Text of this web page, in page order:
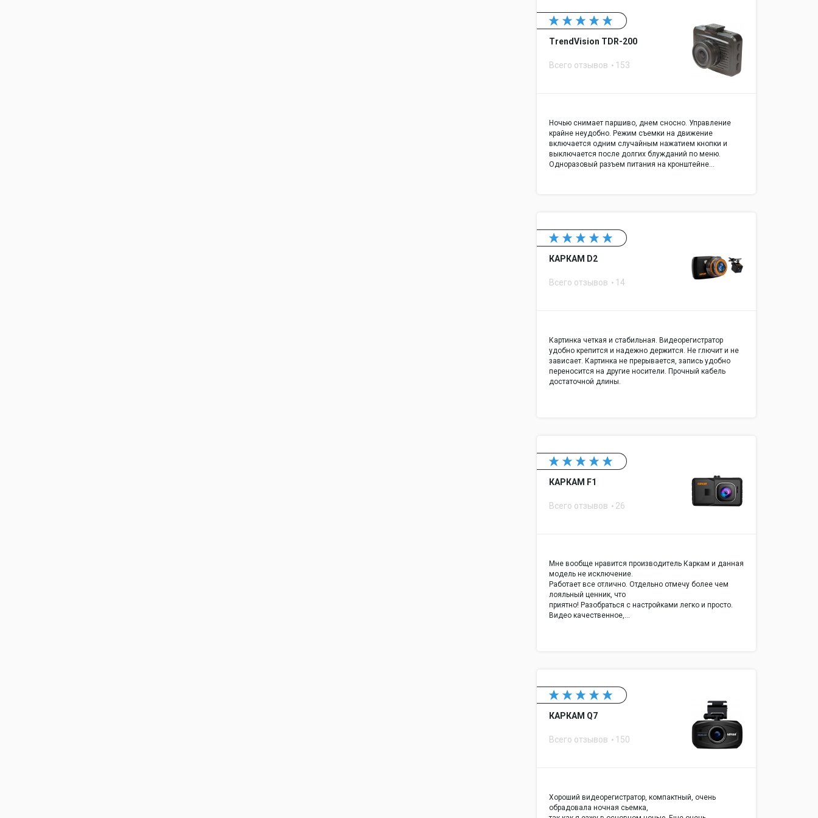
TrendVision TDR-200
Всего отзывов 153
Ночью снимает паршиво, днем сносно. Управление
крайне неудобно. Режим съемки на движение
включается одним случайным нажатием кнопки и
выключается после долгих блужданий по меню.
Одноразовый разъем питания на кронштейне…
КАРКАМ D2
Всего отзывов 14
Картинка четкая и стабильная. Видеорегистратор
удобно крепится и надежно держится. Не глючит и не
зависает. Картинка не прерывается, запись удобно
переносится на другие носители. Прочный кабель
достаточной длины.
КАРКАМ F1
Всего отзывов 26
Мне вообще нравится производитель Каркам и данная
модель не исключение.
Работает все отлично. Отдельно отмечу более чем
лояльный ценник, что
приятно! Разобраться с настройками легко и просто.
Видео качественное,…
КАРКАМ Q7
Всего отзывов 150
Хороший видеорегистратор, компактный, очень
обрадовала ночная сьемка,